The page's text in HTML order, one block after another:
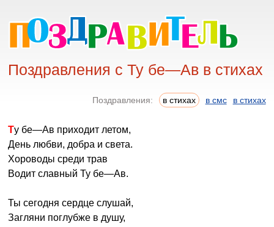
Поздравления с Ту бе—Ав в стихах
Поздравления: в стихах в смс в стихах
Ту бе—Ав приходит летом,
День любви, добра и света.
Хороводы среди трав
Водит славный Ту бе—Ав.
Ты сегодня сердце слушай,
Загляни поглубже в душу,